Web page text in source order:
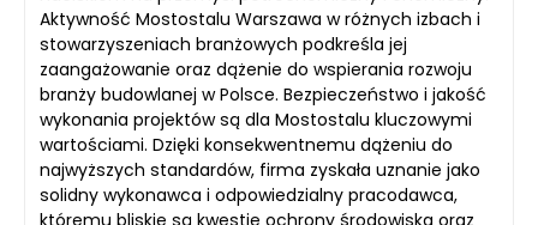
Aktywność Mostostalu Warszawa w różnych izbach i
stowarzyszeniach branżowych podkreśla jej
zaangażowanie oraz dążenie do wspierania rozwoju
branży budowlanej w Polsce. Bezpieczeństwo i jakość
wykonania projektów są dla Mostostalu kluczowymi
wartościami. Dzięki konsekwentnemu dążeniu do
najwyższych standardów, firma zyskała uznanie jako
solidny wykonawca i odpowiedzialny pracodawca,
któremu bliskie są kwestie ochrony środowiska oraz